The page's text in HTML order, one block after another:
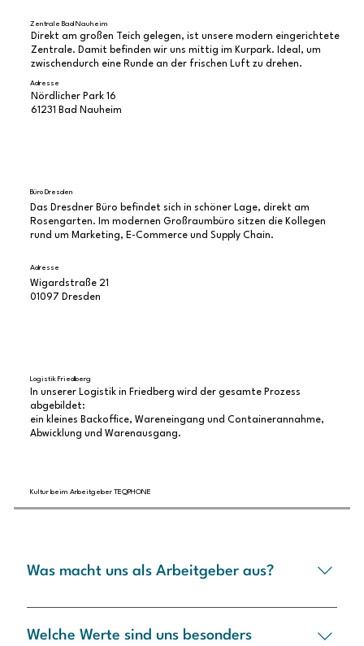
Zentrale Bad Nauheim
Direkt am großen Teich gelegen, ist unsere modern eingerichtete
Zentrale. Damit befinden wir uns mittig im Kurpark. Ideal, um
zwischendurch eine Runde an der frischen Luft zu drehen.
Adresse
Nördlicher Park 16
61231 Bad Nauheim
Büro Dresden
Das Dresdner Büro befindet sich in schöner Lage, direkt am
Rosengarten. Im modernen Großraumbüro sitzen die Kollegen
rund um Marketing, E-Commerce und Supply Chain.
Adresse
Wigardstraße 21
01097 Dresden
Logistik Friedberg
In unserer Logistik in Friedberg wird der gesamte Prozess
abgebildet:
ein kleines Backoffice, Wareneingang und Containerannahme,
Abwicklung und Warenausgang.
Kultur beim Arbeitgeber TEQPHONE
Was macht uns als Arbeitgeber aus?
Wir haben klare Ziele vor Augen. Dafür geben wir
standortübergreifend schlanke
Welche Werte sind uns besonders